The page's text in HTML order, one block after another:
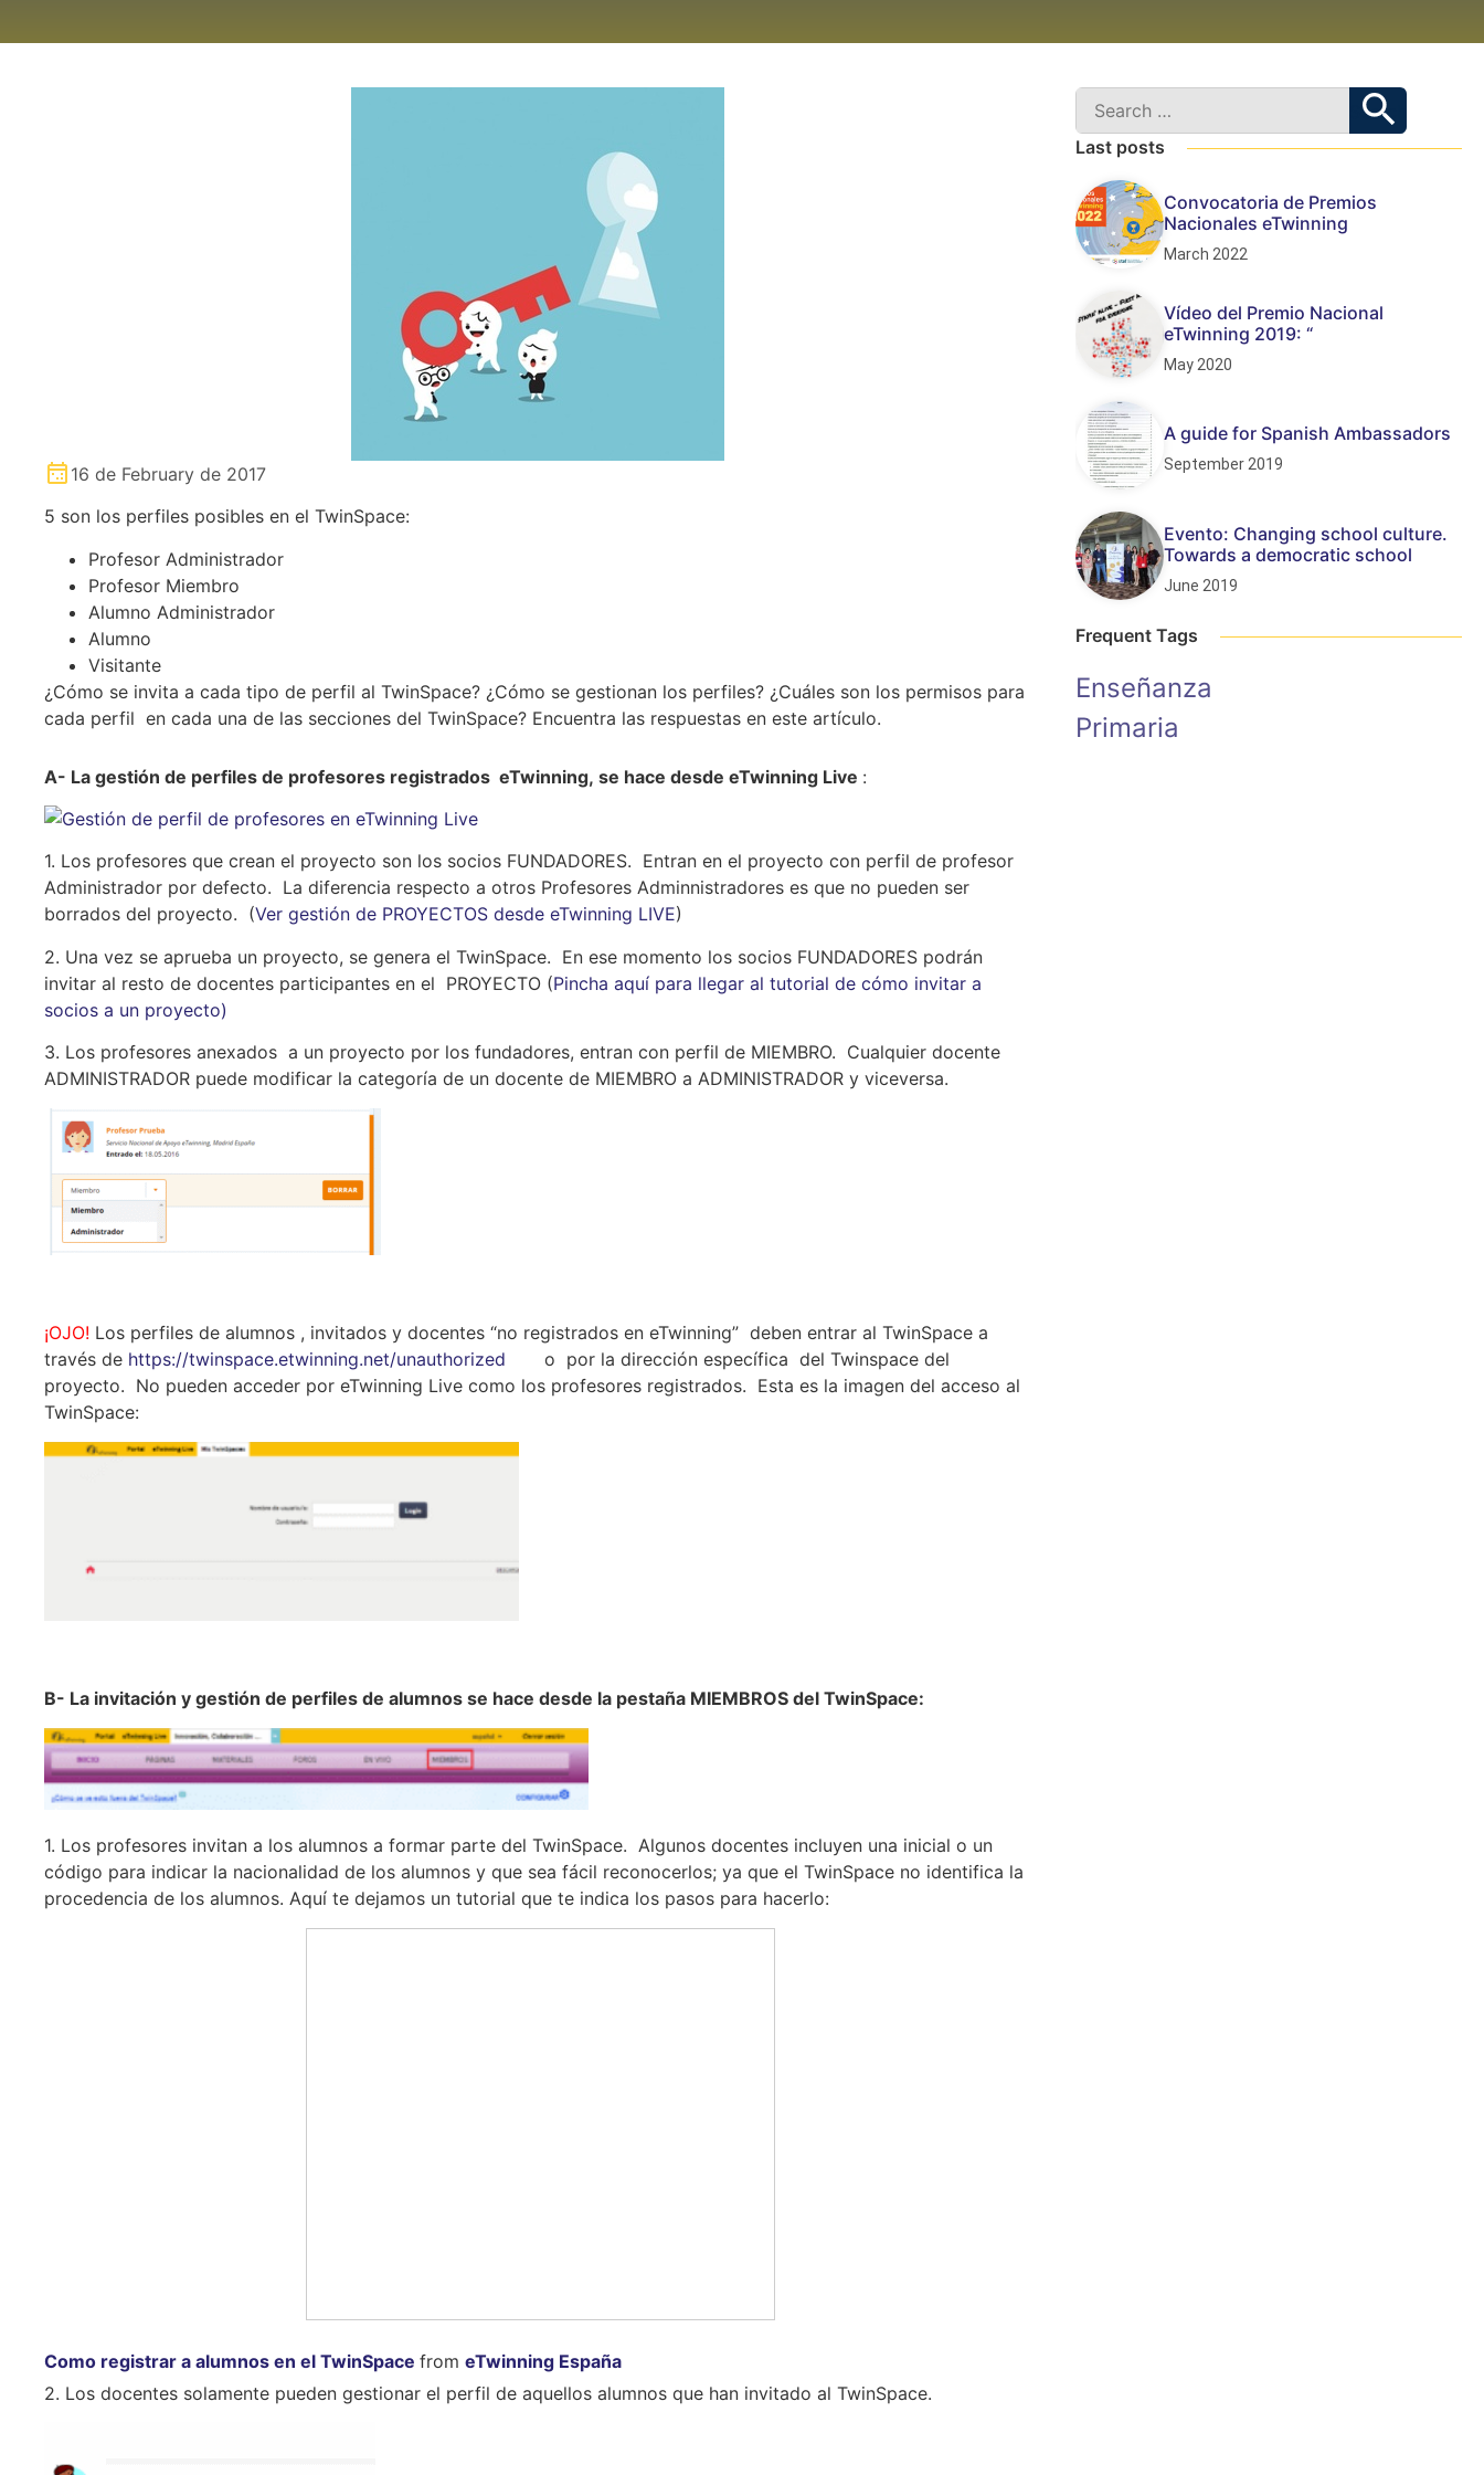
16 de February de 2017
5 son los perfiles posibles en el TwinSpace:
Profesor Administrador
Profesor Miembro
Alumno Administrador
Alumno
Visitante
¿Cómo se invita a cada tipo de perfil al TwinSpace? ¿Cómo se gestionan los perfiles? ¿Cuáles son los permisos para
cada perfil en cada una de las secciones del TwinSpace? Encuentra las respuestas en este artículo.
A- La gestión de perfiles de profesores registrados eTwinning, se hace desde eTwinning Live :
1. Los profesores que crean el proyecto son los socios FUNDADORES. Entran en el proyecto con perfil de profesor
Administrador por defecto. La diferencia respecto a otros Profesores Adminnistradores es que no pueden ser
borrados del proyecto. (Ver gestión de PROYECTOS desde eTwinning LIVE)
2. Una vez se aprueba un proyecto, se genera el TwinSpace. En ese momento los socios FUNDADORES podrán
invitar al resto de docentes participantes en el PROYECTO (Pincha aquí para llegar al tutorial de cómo invitar a
socios a un proyecto)
3. Los profesores anexados a un proyecto por los fundadores, entran con perfil de MIEMBRO. Cualquier docente
ADMINISTRADOR puede modificar la categoría de un docente de MIEMBRO a ADMINISTRADOR y viceversa.
¡OJO! Los perfiles de alumnos , invitados y docentes “no registrados en eTwinning” deben entrar al TwinSpace a
través de https://twinspace.etwinning.net/unauthorized
o por la dirección específica del Twinspace del
proyecto. No pueden acceder por eTwinning Live como los profesores registrados. Esta es la imagen del acceso al
TwinSpace:
B- La invitación y gestión de perfiles de alumnos se hace desde la pestaña MIEMBROS del TwinSpace:
1. Los profesores invitan a los alumnos a formar parte del TwinSpace. Algunos docentes incluyen una inicial o un
código para indicar la nacionalidad de los alumnos y que sea fácil reconocerlos; ya que el TwinSpace no identifica la
procedencia de los alumnos. Aquí te dejamos un tutorial que te indica los pasos para hacerlo:
Como registrar a alumnos en el TwinSpace from eTwinning España
2. Los docentes solamente pueden gestionar el perfil de aquellos alumnos que han invitado al TwinSpace.
Last posts
Convocatoria de Premios
Nacionales eTwinning
March 2022
Vídeo del Premio Nacional
eTwinning 2019: “
May 2020
A guide for Spanish Ambassadors
September 2019
Evento: Changing school culture.
Towards a democratic school
June 2019
Frequent Tags
Enseñanza
Primaria